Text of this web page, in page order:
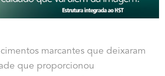
marcantes que deixaram
que proporcionou